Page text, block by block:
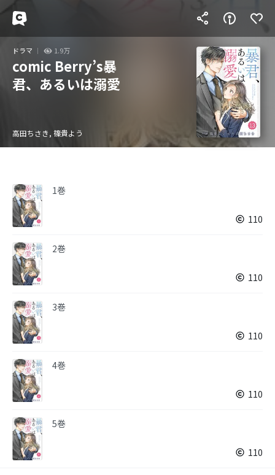
ドラマ 1.9万
comic Berry’s暴
君、あるいは溺愛
高田ちさき, 篠貴よう
1巻
110
2巻
110
3巻
110
4巻
110
5巻
110